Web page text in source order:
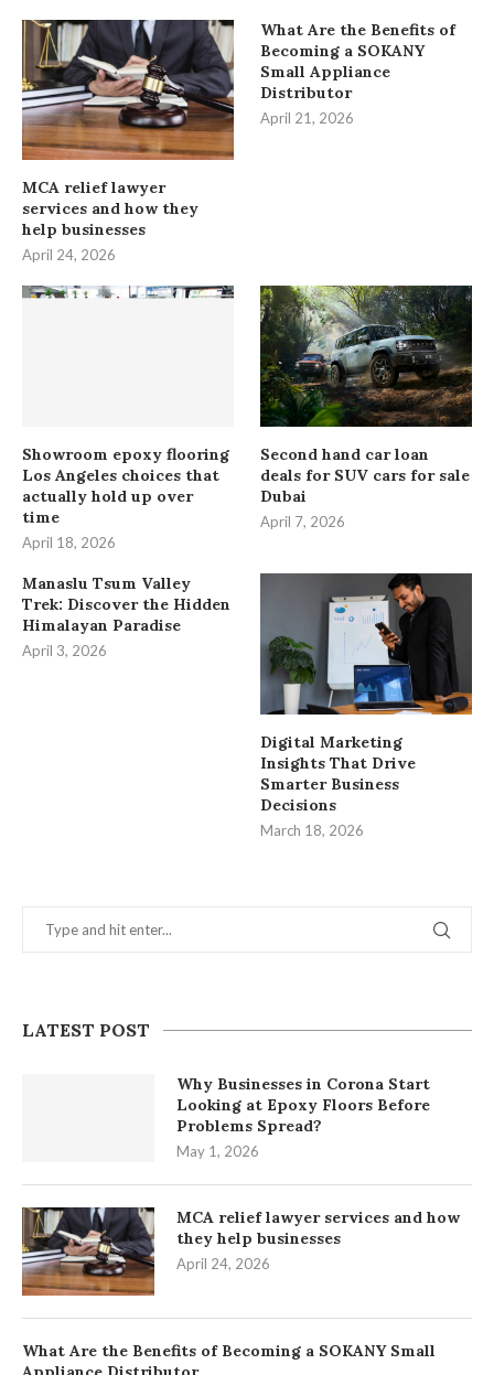
LATEST POST
Why Businesses in Corona Start
Looking at Epoxy Floors Before
Problems Spread?
May 1, 2026
MCA relief lawyer services and how
they help businesses
April 24, 2026
What Are the Benefits of Becoming a SOKANY Small
MCA relief lawyer
services and how they
help businesses
April 24, 2026
What Are the Benefits of
Becoming a SOKANY
Small Appliance
Distributor
April 21, 2026
Showroom epoxy flooring
Los Angeles choices that
actually hold up over
time
April 18, 2026
Second hand car loan
deals for SUV cars for sale
Dubai
April 7, 2026
Manaslu Tsum Valley
Trek: Discover the Hidden
Himalayan Paradise
April 3, 2026
Digital Marketing
Insights That Drive
Smarter Business
Decisions
March 18, 2026